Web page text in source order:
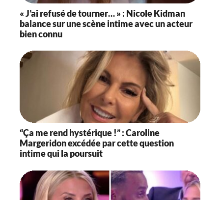
« J’ai refusé de tourner… » : Nicole Kidman
balance sur une scène intime avec un acteur
bien connu
“Ça me rend hystérique !” : Caroline
Margeridon excédée par cette question
intime qui la poursuit